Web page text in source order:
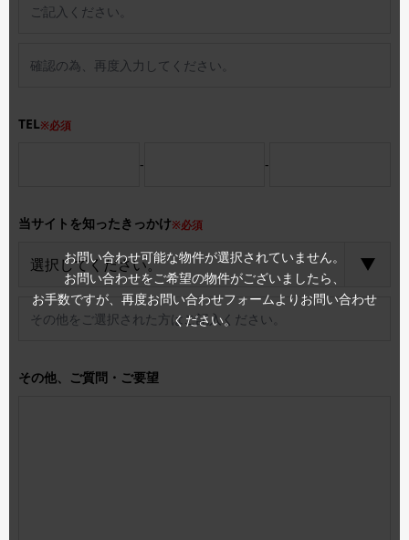
お問い合わせ可能な物件が選択されていません。
お問い合わせをご希望の物件がございましたら、
お手数ですが、再度お問い合わせフォームよりお問い合わせ
ください。
TEL※必須
- -
当サイトを知ったきっかけ※必須
その他、ご質問・ご要望